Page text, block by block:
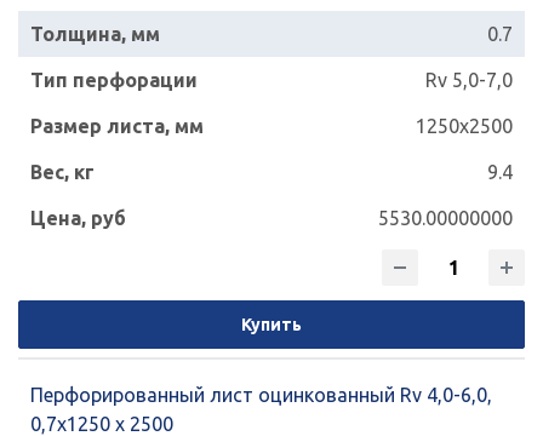
0.7
Rv 5,0-7,0
1250x2500
9.4
5530.00000000
Купить
Перфорированный лист оцинкованный Rv 4,0-6,0,
0,7х1250 х 2500